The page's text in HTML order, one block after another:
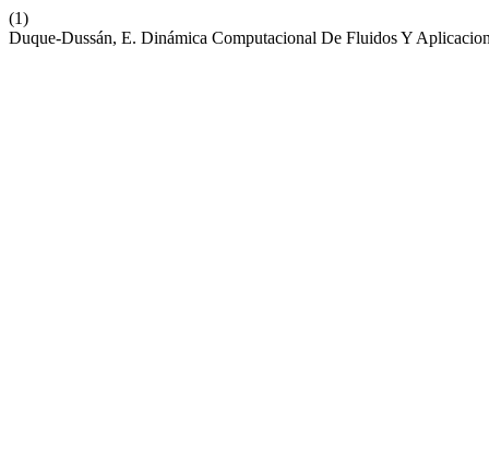
(1)
Duque-Dussán, E. Dinámica Computacional De Fluidos Y